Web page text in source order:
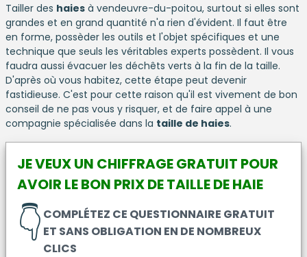
Tailler des haies à vendeuvre-du-poitou, surtout si elles sont
grandes et en grand quantité n'a rien d'évident. Il faut être
en forme, possèder les outils et l'objet spécifiques et une
technique que seuls les véritables experts possèdent. Il vous
faudra aussi évacuer les déchêts verts à la fin de la taille.
D'après où vous habitez, cette étape peut devenir
fastidieuse. C'est pour cette raison qu'il est vivement de bon
conseil de ne pas vous y risquer, et de faire appel à une
compagnie spécialisée dans la taille de haies.
JE VEUX UN CHIFFRAGE GRATUIT POUR
AVOIR LE BON PRIX DE TAILLE DE HAIE
COMPLÉTEZ CE QUESTIONNAIRE GRATUIT
ET SANS OBLIGATION EN DE NOMBREUX
CLICS
👇